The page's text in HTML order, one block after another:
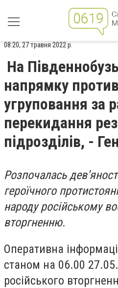
08:20, 27 травня 2022 р.
На
напрямку
угруповання за
перекидання
підрозділів, -
Розпочалась
героїчного
народу російському
вторгненню.
Оперативна
станом на 06.00
російського